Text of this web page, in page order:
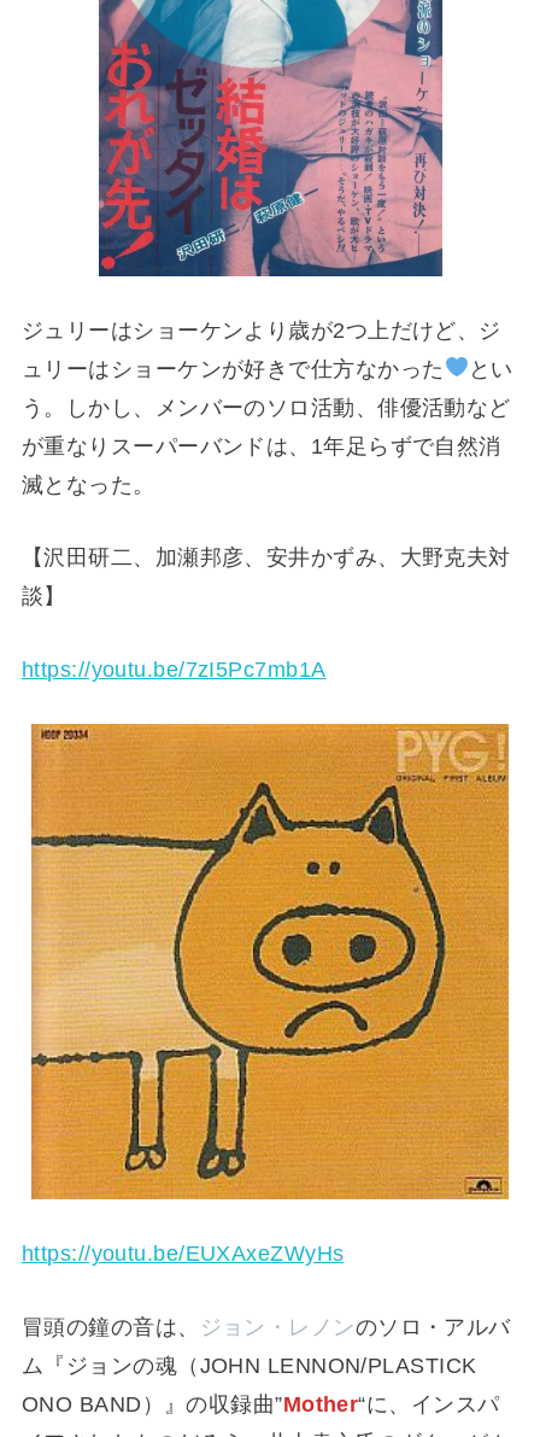
ジュリーはショーケンより歳が2つ上だけど、ジ
ュリーはショーケンが好きで仕方なかった
とい
う。しかし、メンバーのソロ活動、俳優活動など
が重なりスーパーバンドは、1年足らずで自然消
滅となった。
【沢田研二、加瀬邦彦、安井かずみ、大野克夫対
談】
https://youtu.be/7zI5Pc7mb1A
https://youtu.be/EUXAxeZWyHs
冒頭の鐘の音は、 ジョン・レノンのソロ・アルバ
ム『ジョンの魂（JOHN LENNON/PLASTICK
ONO BAND）』の収録曲”Mother“に、インスパ